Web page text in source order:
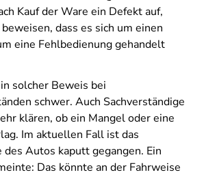
Kauf der Ware ein Defekt auf,
dass es sich um einen
eine Fehlbedienung gehandelt
solcher Beweis bei
schwer. Auch Sachverständige
klären, ob ein Mangel oder eine
Im aktuellen Fall ist das
Autos kaputt gegangen. Ein
Das könnte an der Fahrweise